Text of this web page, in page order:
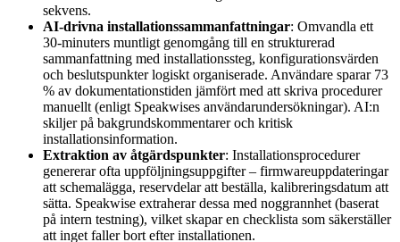
sekvens.
AI-drivna installationssammanfattningar: Omvandla ett
30-minuters muntligt genomgång till en strukturerad
sammanfattning med installationssteg, konfigurationsvärden
och beslutspunkter logiskt organiserade. Användare sparar 73
% av dokumentationstiden jämfört med att skriva procedurer
manuellt (enligt Speakwises användarundersökningar). AI:n
skiljer på bakgrundskommentarer och kritisk
installationsinformation.
Extraktion av åtgärdspunkter: Installationsprocedurer
genererar ofta uppföljningsuppgifter – firmwareuppdateringar
att schemalägga, reservdelar att beställa, kalibreringsdatum att
sätta. Speakwise extraherar dessa med noggrannhet (baserat
på intern testning), vilket skapar en checklista som säkerställer
att inget faller bort efter installationen.